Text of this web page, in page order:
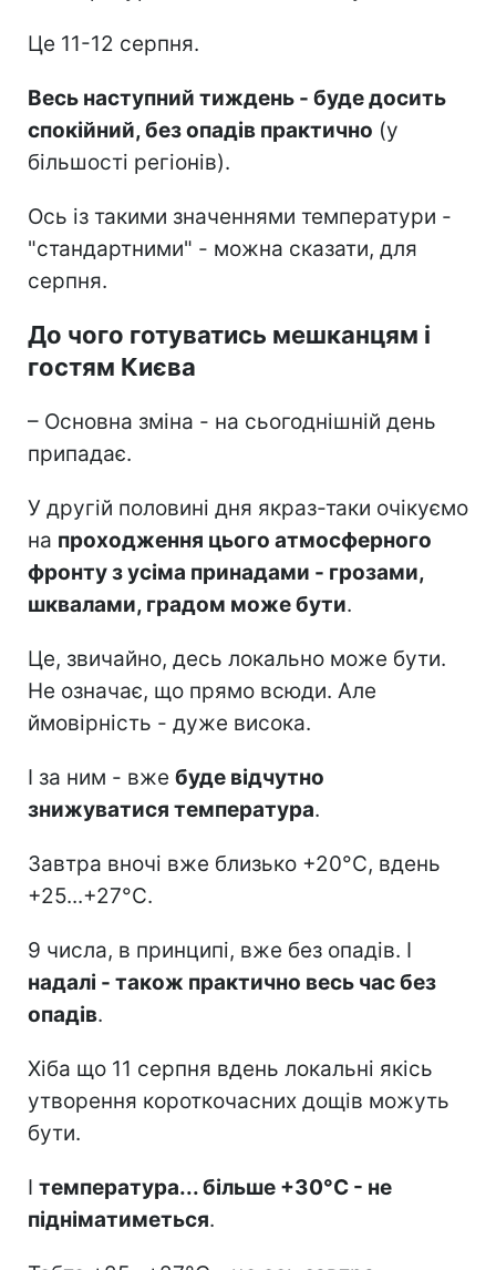
Це 11-12 серпня.
Весь наступний тиждень - буде досить
спокійний, без опадів практично (у
більшості регіонів).
Ось із такими значеннями температури -
"стандартними" - можна сказати, для
серпня.
До чого готуватись мешканцям і
гостям Києва
– Основна зміна - на сьогоднішній день
припадає.
У другій половині дня якраз-таки очікуємо
на проходження цього атмосферного
фронту з усіма принадами - грозами,
шквалами, градом може бути.
Це, звичайно, десь локально може бути.
Не означає, що прямо всюди. Але
ймовірність - дуже висока.
І за ним - вже буде відчутно
знижуватися температура.
Завтра вночі вже близько +20°C, вдень
+25...+27°C.
9 числа, в принципі, вже без опадів. І
надалі - також практично весь час без
опадів.
Хіба що 11 серпня вдень локальні якісь
утворення короткочасних дощів можуть
бути.
І температура... більше +30°C - не
підніматиметься.